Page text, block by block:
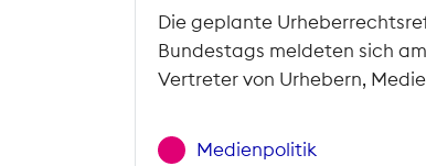
Die geplante
Bundestags meldeten sich
Vertreter von Urhebern,
Medienpolitik